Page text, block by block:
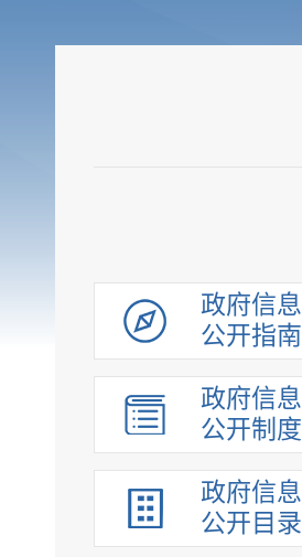
政府信息
公开指南
政府信息
公开制度
政府信息
公开目录